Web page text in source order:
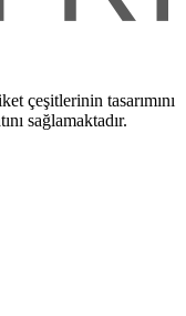
çeşitlerinin tasarımını
sağlamaktadır.